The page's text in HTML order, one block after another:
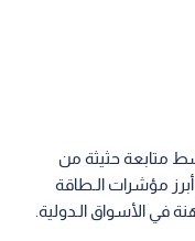
متابعة حثيثة من
أبرز مؤشرات الـطاقة
في الأسواق الـدولية.